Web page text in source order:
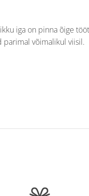
iga on pinna õige
võimalikul viisil.